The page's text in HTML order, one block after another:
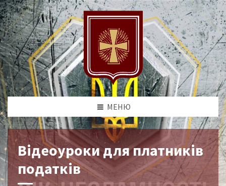
МЕНЮ
Відеоуроки для платників
податків